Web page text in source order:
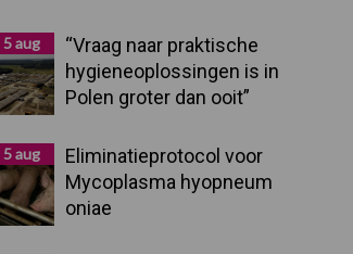
5 aug
“Vraag naar praktische
hygieneoplossingen is in
Polen groter dan ooit”
5 aug
Eliminatieprotocol voor
Mycoplasma hyopneum
oniae